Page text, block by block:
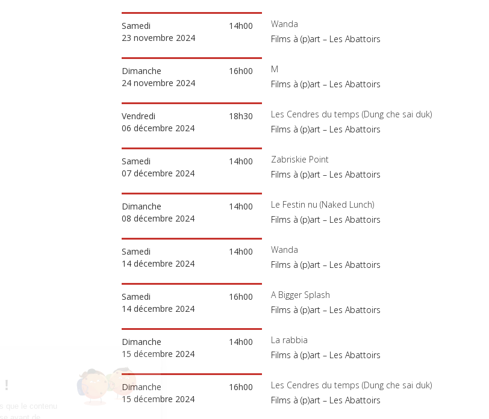
14h00
Samedi
23 novembre 2024
Wanda
Films à (p)art – Les Abattoirs
16h00
Dimanche
24 novembre 2024
M
Films à (p)art – Les Abattoirs
18h30
Vendredi
06 décembre 2024
Les Cendres du temps (Dung che sai duk)
Films à (p)art – Les Abattoirs
14h00
Samedi
07 décembre 2024
Zabriskie Point
Films à (p)art – Les Abattoirs
14h00
Dimanche
08 décembre 2024
Le Festin nu (Naked Lunch)
Films à (p)art – Les Abattoirs
14h00
Samedi
14 décembre 2024
Wanda
Films à (p)art – Les Abattoirs
16h00
Samedi
14 décembre 2024
A Bigger Splash
Films à (p)art – Les Abattoirs
14h00
Dimanche
15 décembre 2024
La rabbia
Films à (p)art – Les Abattoirs
16h00
Dimanche
15 décembre 2024
Les Cendres du temps (Dung che sai duk)
Films à (p)art – Les Abattoirs